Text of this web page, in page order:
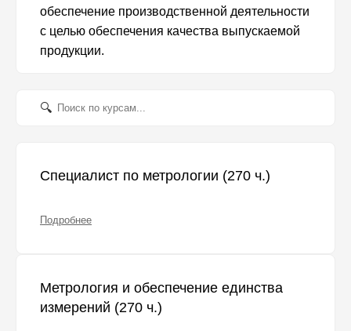
обеспечение производственной деятельности
с целью обеспечения качества выпускаемой
продукции.
Специалист по метрологии (270 ч.)
Подробнее
Метрология и обеспечение единства
измерений (270 ч.)